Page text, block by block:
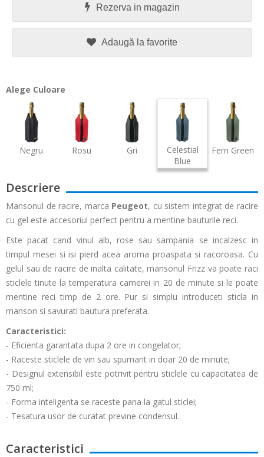
Rezerva in magazin
Adaugă la favorite
Alege Culoare
Negru Rosu Gri
Celestial
Blue
Fern Green
Descriere
Mansonul de racire, marca Peugeot, cu sistem integrat de racire
cu gel este accesoriul perfect pentru a mentine bauturile reci.
Este pacat cand vinul alb, rose sau sampania se incalzesc in
timpul mesei si isi pierd acea aroma proaspata si racoroasa. Cu
gelul sau de racire de inalta calitate, mansonul Frizz va poate raci
sticlele tinute la temperatura camerei in 20 de minute si le poate
mentine reci timp de 2 ore. Pur si simplu introduceti sticla in
manson si savurati bautura preferata.
Caracteristici:
- Eficienta garantata dupa 2 ore in congelator;
- Raceste sticlele de vin sau spumant in doar 20 de minute;
- Designul extensibil este potrivit pentru sticlele cu capacitatea de
750 ml;
- Forma inteligenta se raceste pana la gatul sticlei;
- Tesatura usor de curatat previne condensul.
Caracteristici